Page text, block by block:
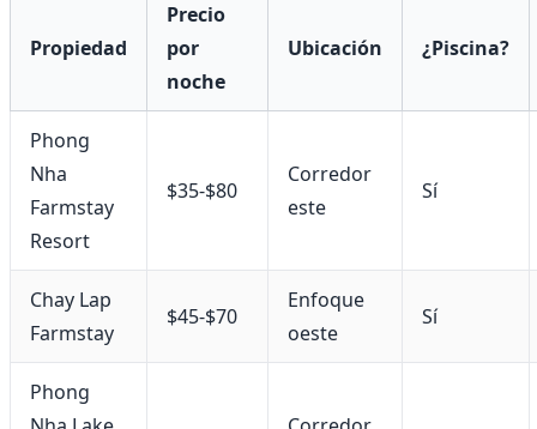
Propiedad
Precio
por
noche
Ubicación ¿Piscina?
Phong
Nha
Farmstay
Resort
$35-$80
Corredor
este
Sí
Chay Lap
Farmstay
$45-$70
Enfoque
oeste
Sí
Phong